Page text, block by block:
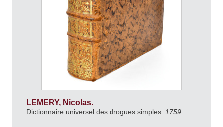
LEMERY, Nicolas.
Dictionnaire universel des drogues simples. 1759.